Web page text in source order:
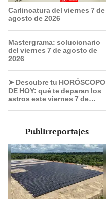
Carlincatura del viernes 7 de
agosto de 2026
Mastergrama: solucionario
del viernes 7 de agosto de
2026
➤ Descubre tu HORÓSCOPO
DE HOY: qué te deparan los
astros este viernes 7 de
Publirreportajes